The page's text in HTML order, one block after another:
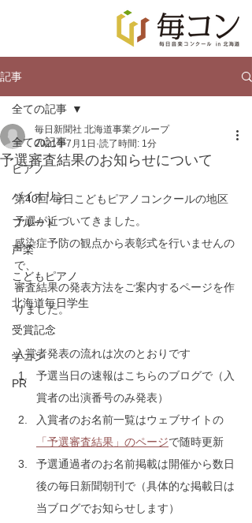
記事
全ての記事
ピアノ
バイオリン
フルート
声楽
こどもピアノ
北海道毎日学生
受賞記念
学コン
PR
全ての記事
予選審査結果のお知らせについて
毎日新聞社 北海道事業グループ
2021年7月1日 読了時間: 1分
第40回 毎日こどもピアノコンクールの地区
予選が近づいてきました。
感染症予防の観点から表彰式を行いませんの
で、
審査結果の発表方法をご案内するページを作
りました。
入賞者発表の流れは次のとおりです
予選当日の速報はこちらのブログで（入
賞者の出演番号のみ発表）
入賞者のお名前一覧はウェブサイトの
「予選審査結果」のページで随時更新
予選通過者のお名前掲載は開催から数日
後の毎日新聞朝刊で（具体的な掲載日は
当ブログでお知らせします）